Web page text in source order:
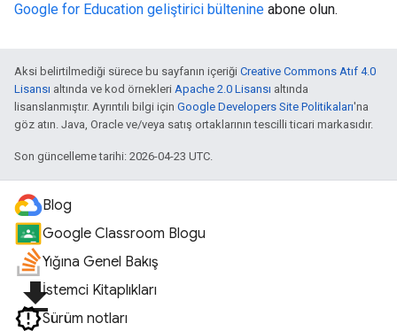
Google for Education geliştirici bültenine abone olun.
Aksi belirtilmediği sürece bu sayfanın içeriği Creative Commons Atıf 4.0
Lisansı altında ve kod örnekleri Apache 2.0 Lisansı altında
lisanslanmıştır. Ayrıntılı bilgi için Google Developers Site Politikaları'na
göz atın. Java, Oracle ve/veya satış ortaklarının tescilli ticari markasıdır.
Son güncelleme tarihi: 2026-04-23 UTC.
Blog
Google Classroom Blogu
Yığına Genel Bakış
file_downloadİstemci Kitaplıkları
Sürüm notları